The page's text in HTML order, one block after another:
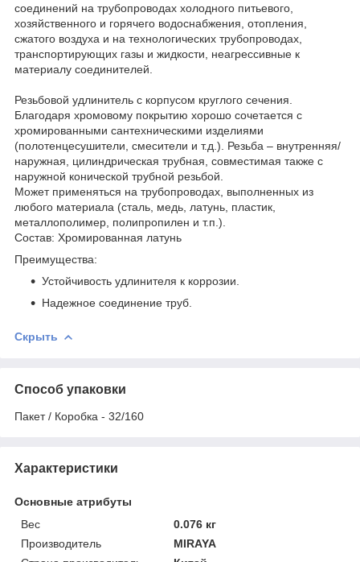
соединений на трубопроводах холодного питьевого,
хозяйственного и горячего водоснабжения, отопления,
сжатого воздуха и на технологических трубопроводах,
транспортирующих газы и жидкости, неагрессивные к
материалу соединителей.
Резьбовой удлинитель с корпусом круглого сечения.
Благодаря хромовому покрытию хорошо сочетается с
хромированными сантехническими изделиями
(полотенцесушители, смесители и т.д.). Резьба – внутренняя/
наружная, цилиндрическая трубная, совместимая также с
наружной конической трубной резьбой.
Может применяться на трубопроводах, выполненных из
любого материала (сталь, медь, латунь, пластик,
металлополимер, полипропилен и т.п.).
Состав: Хромированная латунь
Преимущества:
Устойчивость удлинителя к коррозии.
Надежное соединение труб.
Скрыть
Способ упаковки
Пакет / Коробка - 32/160
Характеристики
Основные атрибуты
Вес
0.076 кг
Производитель
MIRAYA